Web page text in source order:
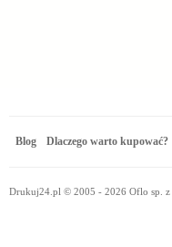
Blog Dlaczego warto kupować?
Drukuj24.pl © 2005 - 2026 Oflo sp. z